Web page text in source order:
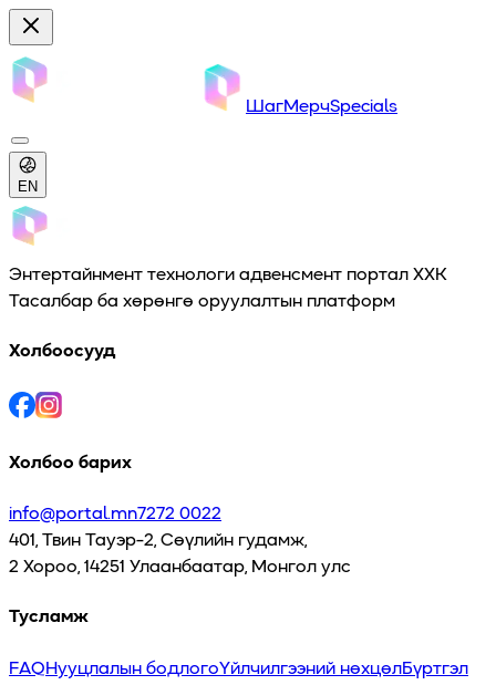
ШагМерчSpecials
EN
Энтертайнмент технологи адвенсмент портал ХХК
Тасалбар ба хөрөнгө оруулалтын платформ
Холбоосууд
Холбоо барих
info@portal.mn7272 0022
401, Твин Тауэр-2, Сөүлийн гудамж,
2 Хороо, 14251 Улаанбаатар, Монгол улс
Тусламж
FAQНууцлалын бодлогоҮйлчилгээний нөхцөлБүртгэл